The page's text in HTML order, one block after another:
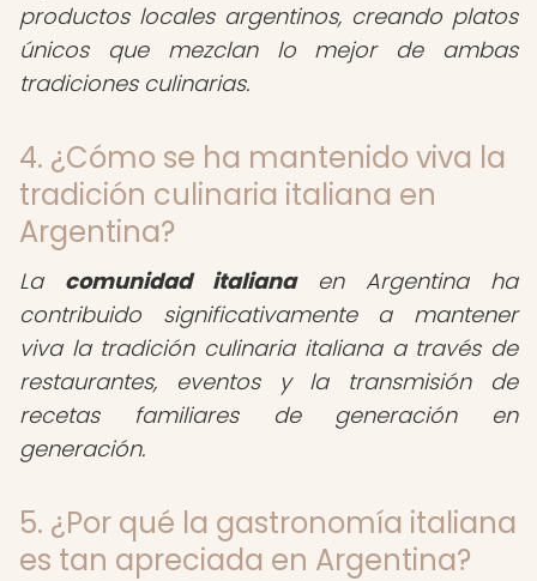
productos locales argentinos, creando platos
únicos que mezclan lo mejor de ambas
tradiciones culinarias.
4. ¿Cómo se ha mantenido viva la
tradición culinaria italiana en
Argentina?
La comunidad italianaen Argentina ha
contribuido significativamente a mantener
viva la tradición culinaria italiana a través de
restaurantes, eventos y la transmisión de
recetas familiares de generación en
generación.
5. ¿Por qué la gastronomía italiana
es tan apreciada en Argentina?